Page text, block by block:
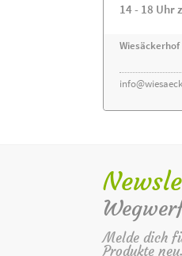
14 - 18 Uhr
Wiesäckerhof
Melde dich
Produkte